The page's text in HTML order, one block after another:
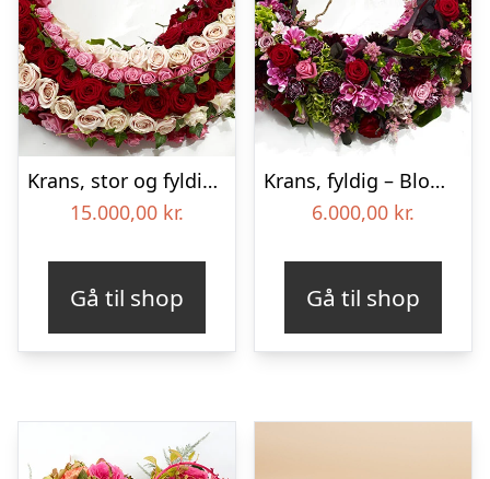
Krans, stor og fyldig – Blomster til begravelse
15.000,00 kr.
Gå til shop
Krans, fyldig – Blomster til begravelse
6.000,00 kr.
Gå til shop